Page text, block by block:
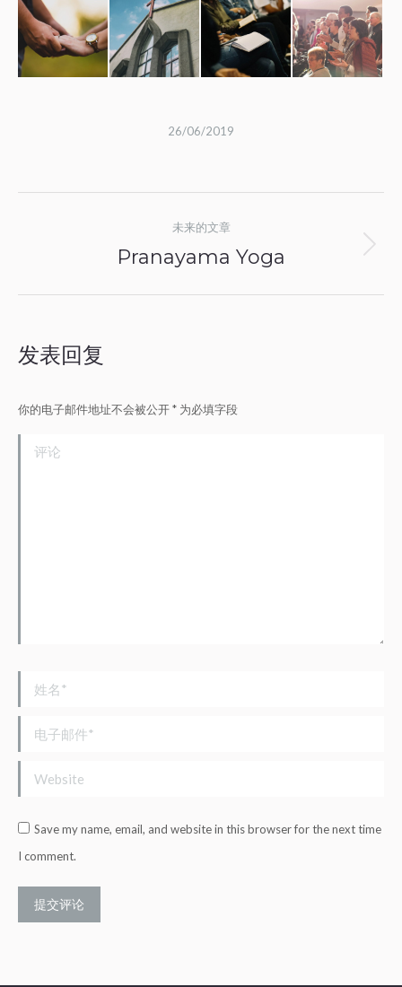
26/06/2019
导
未来的文章
下
Pranayama Yoga
发表回复
你的电子邮件地址不会被公开* 为必填字段
评论
姓名 *
电子邮件 *
Website
Save my name, email, and website in this browser for the next time
I comment.
提交评论